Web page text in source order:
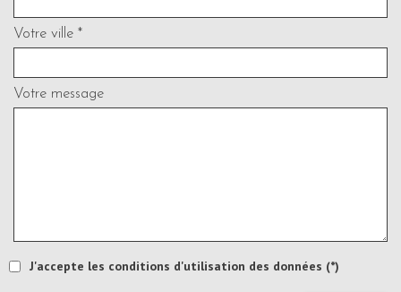
Votre ville *
Votre message
J'accepte les conditions d'utilisation des données (*)